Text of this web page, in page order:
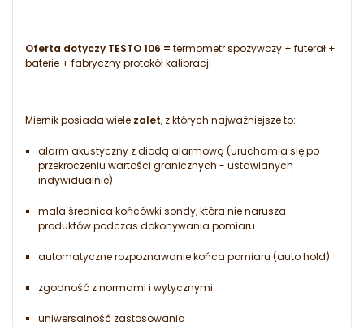
Oferta dotyczy TESTO 106 = termometr spożywczy + futerał +
baterie + fabryczny protokół kalibracji
Miernik posiada wiele zalet, z których najważniejsze to:
alarm akustyczny z diodą alarmową (uruchamia się po
przekroczeniu wartości granicznych - ustawianych
indywidualnie)
mała średnica końcówki sondy, która nie narusza
produktów podczas dokonywania pomiaru
automatyczne rozpoznawanie końca pomiaru (auto hold)
zgodność z normami i wytycznymi
uniwersalność zastosowania